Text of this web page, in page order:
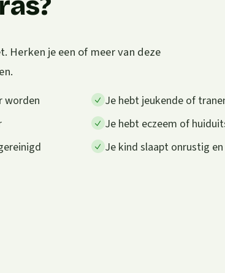
je een of meer van deze
worden
Je hebt jeukende of
Je hebt eczeem of
Je kind slaapt onrustig